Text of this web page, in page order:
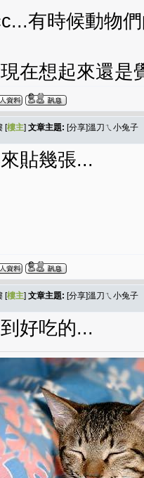
有時候動物
在想起來還是
[樓主] 文章主題: [分享]溫刀ㄟ小兔子
貼幾張...
[樓主] 文章主題: [分享]溫刀ㄟ小兔子
好吃的...